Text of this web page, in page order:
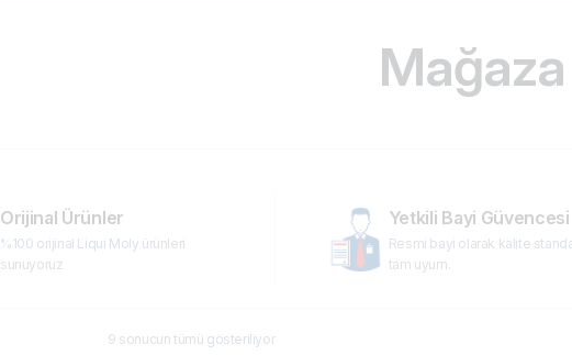
Mağaza
Orijinal Ürünler
%100 orijinal Liqui Moly ürünleri
sunuyoruz
Yetkili Bayi Güvencesi
Resmi bayi olarak kalite
tam uyum.
9 sonucun tümü gösteriliyor